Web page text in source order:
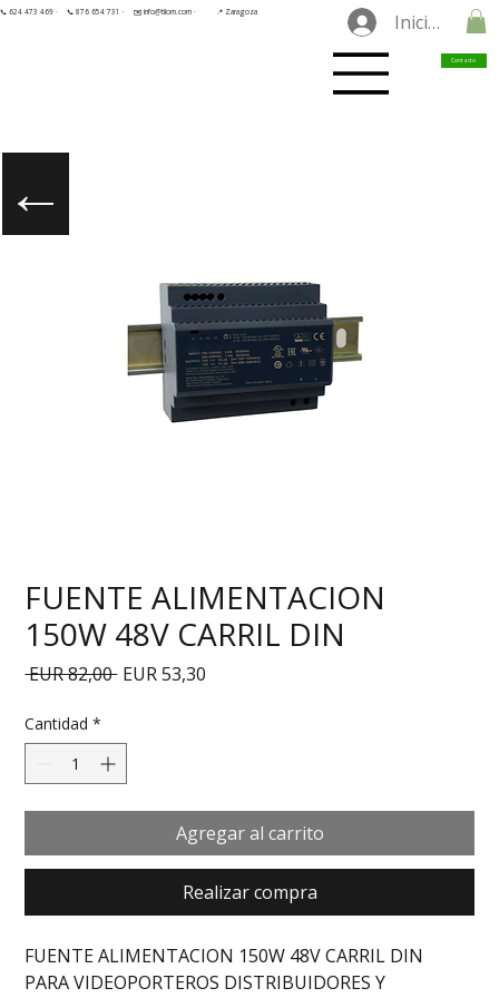
📞 624 473 469 · 📞 876 654 731 · ✉️ info@tilorn.com · 📍 Zaragoza Iniciar
Contacto
FUENTE ALIMENTACION
150W 48V CARRIL DIN
EUR 82,00 Precio
EUR 53,30
Cantidad *
Agregar al carrito
Realizar compra
FUENTE ALIMENTACION 150W 48V CARRIL DIN
PARA VIDEOPORTEROS DISTRIBUIDORES Y
←